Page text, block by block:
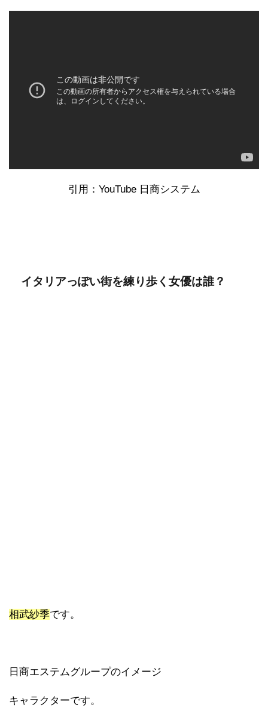
引用：YouTube 日商システム
イタリアっぽい街を練り歩く女優は誰？
相武紗季です。
日商エステムグループのイメージ
キャラクターです。